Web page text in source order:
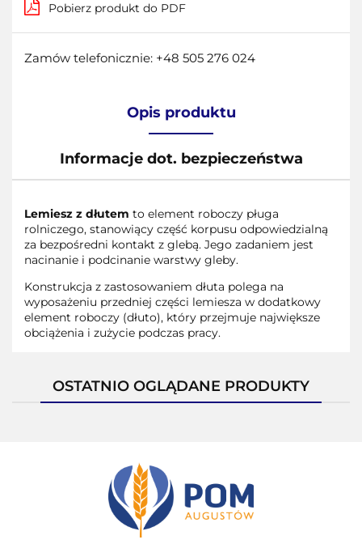
Pobierz produkt do PDF
Zamów telefonicznie: +48 505 276 024
Opis produktu
Informacje dot. bezpieczeństwa
Lemiesz z dłutem to element roboczy pługa
rolniczego, stanowiący część korpusu odpowiedzialną
za bezpośredni kontakt z glebą. Jego zadaniem jest
nacinanie i podcinanie warstwy gleby.
Konstrukcja z zastosowaniem dłuta polega na
wyposażeniu przedniej części lemiesza w dodatkowy
element roboczy (dłuto), który przejmuje największe
obciążenia i zużycie podczas pracy.
OSTATNIO OGLĄDANE PRODUKTY